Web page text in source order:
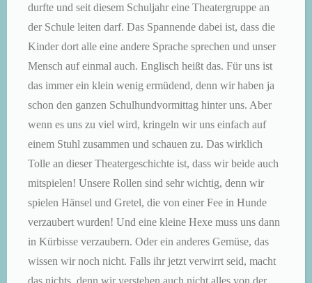
durfte und seit diesem Schuljahr eine Theatergruppe an
der Schule leiten darf. Das Spannende dabei ist, dass die
Kinder dort alle eine andere Sprache sprechen und unser
Mensch auf einmal auch. Englisch heißt das. Für uns ist
das immer ein klein wenig ermüdend, denn wir haben ja
schon den ganzen Schulhundvormittag hinter uns. Aber
wenn es uns zu viel wird, kringeln wir uns einfach auf
einem Stuhl zusammen und schauen zu. Das wirklich
Tolle an dieser Theatergeschichte ist, dass wir beide auch
mitspielen! Unsere Rollen sind sehr wichtig, denn wir
spielen Hänsel und Gretel, die von einer Fee in Hunde
verzaubert wurden! Und eine kleine Hexe muss uns dann
in Kürbisse verzaubern. Oder ein anderes Gemüse, das
wissen wir noch nicht. Falls ihr jetzt verwirrt seid, macht
das nichts, denn wir verstehen auch nicht alles von der